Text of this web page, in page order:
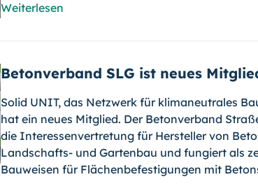
Weiterlesen
Betonverband SLG ist neues
Solid UNIT, das Netzwerk für klimaneutrales
hat ein neues Mitglied. Der Betonverband
die Interessenvertretung für Hersteller von
Landschafts- und Gartenbau und fungiert als
Bauweisen für Flächenbefestigungen mit